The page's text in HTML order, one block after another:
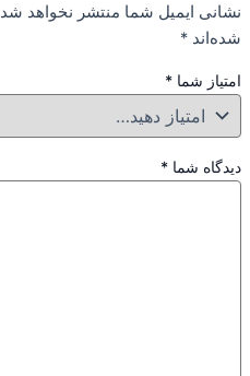
شما منتشر نخواهد شد. بخش‌های
*